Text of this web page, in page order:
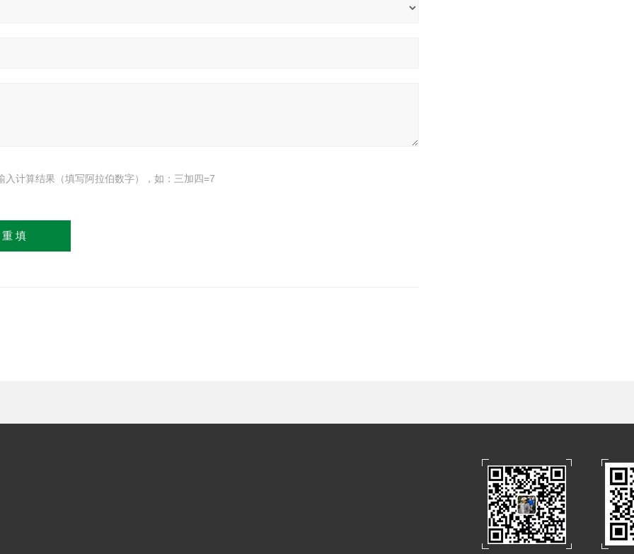
入计算结果（填写阿拉伯数字），如：三加四=7